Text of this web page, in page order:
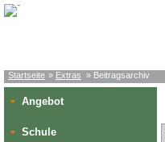
Startseite » Extras » Beitragsarchiv
» Angebot
» Schule